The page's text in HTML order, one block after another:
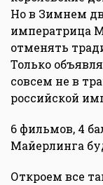
Но в Зимнем
императрица
отменять
Только
совсем не в
российской
6 фильмов, 4
Майерлинга
Откроем все